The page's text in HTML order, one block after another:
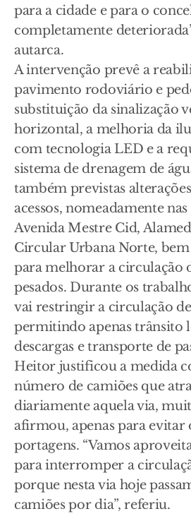
para a cidade e para o
completamente
autarca.
A intervenção prevê a
pavimento rodoviário e
substituição da sinalização
horizontal, a melhoria da
com tecnologia LED e a
sistema de drenagem de
também previstas
acessos, nomeadamente
Avenida Mestre Cid,
Circular Urbana Norte,
para melhorar a circulação
pesados. Durante os
vai restringir a circulação de
permitindo apenas trânsito
descargas e transporte de
Heitor justificou a medida
número de camiões que
diariamente aquela via,
afirmou, apenas para evitar
portagens. “Vamos
para interromper a
porque nesta via hoje
camiões por dia”, referiu.